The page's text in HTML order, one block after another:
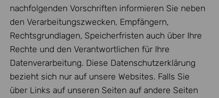
nachfolgenden Vorschriften informieren Sie neben
den Verarbeitungszwecken, Empfängern,
Rechtsgrundlagen, Speicherfristen auch über Ihre
Rechte und den Verantwortlichen für Ihre
Datenverarbeitung. Diese Datenschutzerklärung
bezieht sich nur auf unsere Websites. Falls Sie
über Links auf unseren Seiten auf andere Seiten